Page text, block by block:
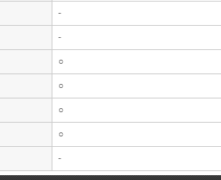
-
-
○
○
○
○
-